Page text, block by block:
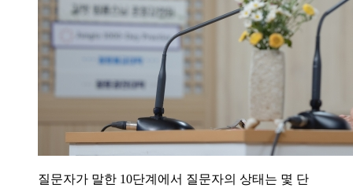
질문자가 말한 10단계에서 질문자의 상태는 몇 단